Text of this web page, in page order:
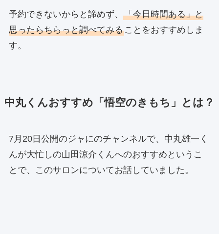
予約できないからと諦めず、 「今日時間ある」と
思ったらちらっと調べてみることをおすすめしま
す。
中丸くんおすすめ「悟空のきもち」とは？
7月20日公開のジャにのチャンネルで、中丸雄一く
んが大忙しの山田涼介くんへのおすすめというこ
とで、このサロンについてお話していました。